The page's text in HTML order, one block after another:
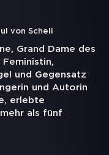
von Schell
Grand Dame des
und Gegensatz
und Autorin
erlebte
als fünf